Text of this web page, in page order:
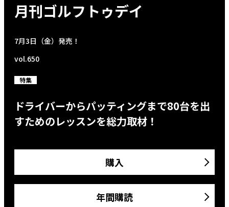
月刊ゴルフトゥデイ
7月3日（金）発売！
vol.650
特集
ドライバーからパッティングまで80台を出
すためのレッスンを総力取材！
購入
年間購読